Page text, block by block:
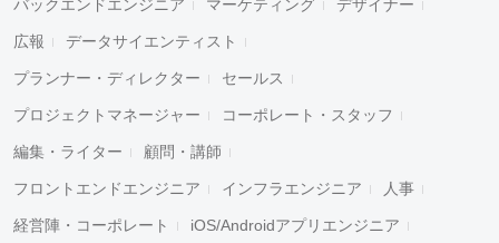
バックエンドエンジニア マーケティング デザイナー
広報 データサイエンティスト
プランナー・ディレクター セールス
プロジェクトマネージャー コーポレート・スタッフ
編集・ライター 顧問・講師
フロントエンドエンジニア インフラエンジニア 人事
経営陣・コーポレート iOS/Androidアプリエンジニア